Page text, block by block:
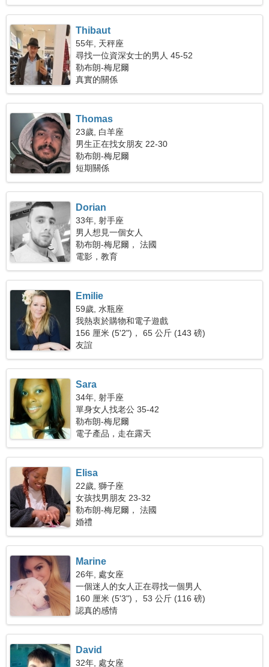
Thibaut
55年, 天秤座
尋找一位資深女士的男人 45-52
勒布朗-梅尼爾
真實的關係
Thomas
23歲, 白羊座
男生正在找女朋友 22-30
勒布朗-梅尼爾
短期關係
Dorian
33年, 射手座
男人想見一個女人
勒布朗-梅尼爾， 法國
電影，教育
Emilie
59歲, 水瓶座
我熱衷於購物和電子遊戲
156 厘米 (5'2")， 65 公斤 (143 磅)
友誼
Sara
34年, 射手座
單身女人找老公 35-42
勒布朗-梅尼爾
電子產品，走在露天
Elisa
22歲, 獅子座
女孩找男朋友 23-32
勒布朗-梅尼爾， 法國
婚禮
Marine
26年, 處女座
一個迷人的女人正在尋找一個男人
160 厘米 (5'3")， 53 公斤 (116 磅)
認真的感情
David
32年, 處女座